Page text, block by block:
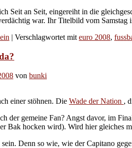
Seit an Seit, eingereiht in die
war. Ihr Titelbild vom
| Verschlagwortet mit euro 2008,
von bunki
einer stöhnen. Die Wade der Nation ,
der gemeine Fan? Angst davor, im
Bak hocken wird). Wird hier gleiches
Denn so wie, wie der Capitano